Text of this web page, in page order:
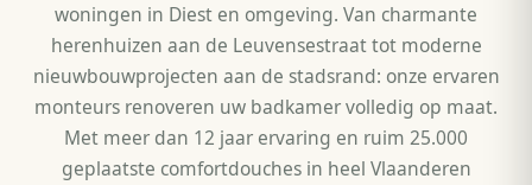
woningen in Diest en omgeving. Van charmante
herenhuizen aan de Leuvensestraat tot moderne
nieuwbouwprojecten aan de stadsrand: onze ervaren
monteurs renoveren uw badkamer volledig op maat.
Met meer dan 12 jaar ervaring en ruim 25.000
geplaatste comfortdouches in heel Vlaanderen